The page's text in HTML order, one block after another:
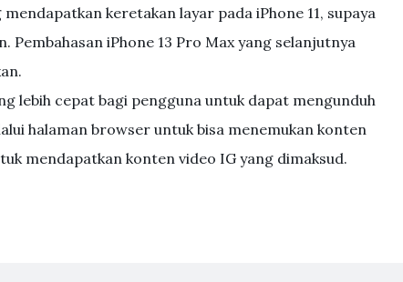
keretakan layar pada iPhone 11, supaya
iPhone 13 Pro Max yang selanjutnya
lebih cepat bagi pengguna untuk dapat mengunduh
halaman browser untuk bisa menemukan konten
mendapatkan konten video IG yang dimaksud.